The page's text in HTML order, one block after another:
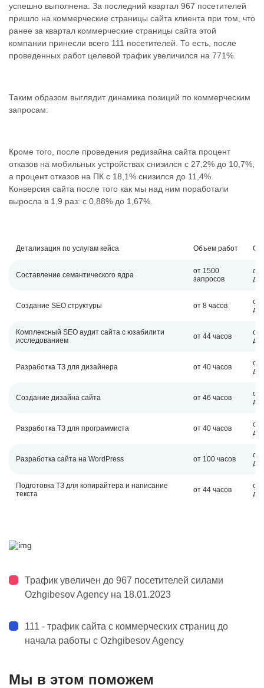
успешно выполнена. За последний квартал 967 посетителей
пришло на коммерческие страницы сайта клиента при том, что
ранее за квартал коммерческие страницы сайта этой
компании принесли всего 111 посетителей. То есть, после
проведенных работ целевой трафик увеличился на 771%.
Таким образом выглядит динамика позиций по коммерческим
запросам:
Кроме того, после проведения редизайна сайта процент
отказов на мобильных устройствах снизился с 27,2% до 10,7%,
а процент отказов на ПК с 18,1% снизился до 11,4%.
Конверсия сайта после того как мы над ним поработали
выросла в 1,9 раз: с 0,88% до 1,67%.
Детализация по услугам кейса Объем работ
Составление семантического ядра
от 1500
запросов
от
Создание SEO структуры от 8 часов
от
Комплексный SEO аудит сайта с юзабилити
исследованием
от 44 часов
от
Разработка ТЗ для дизайнера от 40 часов
от
Создание дизайна сайта от 46 часов
от
Разработка ТЗ для программиста от 40 часов
от
Разработка сайта на WordPress от 100 часов
от
Подготовка ТЗ для копирайтера и написание
текста
от 44 часов
от
Трафик увеличен до 967 посетителей силами
Ozhgibesov Agency на 18.01.2023
111 - трафик сайта с коммерческих страниц до
начала работы с Ozhgibesov Agency
Мы в этом поможем